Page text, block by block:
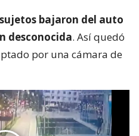
bajaron del auto
desconocida. Así quedó
por una cámara de